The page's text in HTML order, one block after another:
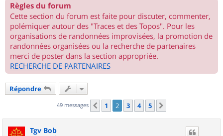
Règles du forum
Cette section du forum est faite pour discuter, commenter,
polémiquer autour des "Traces et des Topos". Pour les
organisations de randonnées improvisées, la promotion de
randonnées organisées ou la recherche de partenaires
merci de poster dans la section appropriée.
RECHERCHE DE PARTENAIRES
Répondre
49 messages Précédent
1 2 3 4 5
Tgv Bob